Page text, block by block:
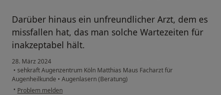
Darüber hinaus ein unfreundlicher Arzt, dem es
missfallen hat, das man solche Wartezeiten für
inakzeptabel hält.
28. März 2024
• sehkraft Augenzentrum Köln Matthias Maus Facharzt für
Augenheilkunde • Augenlasern (Beratung)
• Problem melden